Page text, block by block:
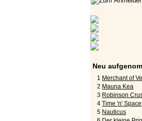
Neu
1 Merchant of
2 Mauna Kea
3 Robinson
4 Time 'n' Space
5 Nauticus